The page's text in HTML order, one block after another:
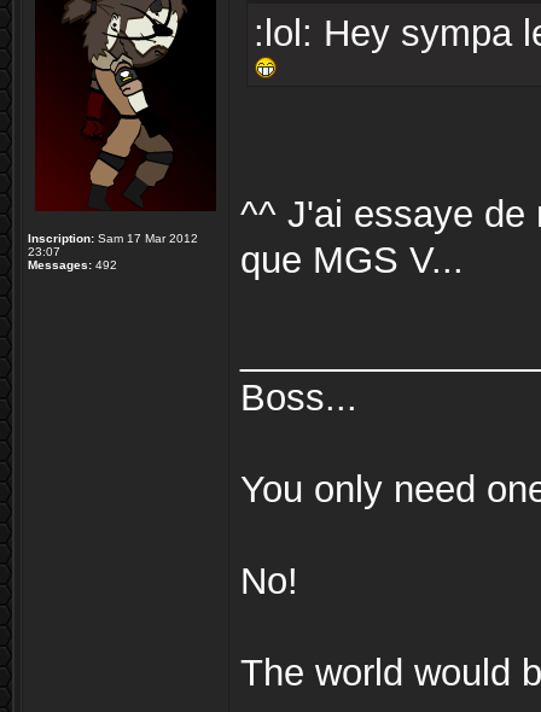
Inscription: Sam 17 Mar 2012
23:07
Messages: 492
:lol: Hey sympa
^^ J'ai essaye de
que MGS V...
Boss...
You only need
No!
The world would